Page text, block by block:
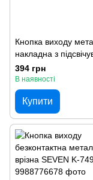
Кнопка виходу
накладна з
SEVEN K-782
394 грн
В наявності
Купити